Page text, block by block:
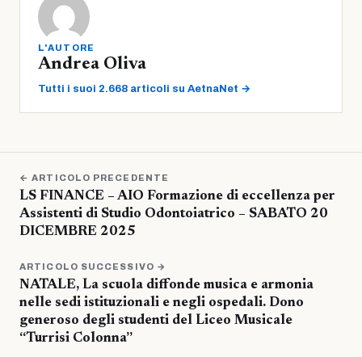
L'AUTORE
Andrea Oliva
Tutti i suoi 2.668 articoli su AetnaNet →
← ARTICOLO PRECEDENTE
LS FINANCE – AIO Formazione di eccellenza per
Assistenti di Studio Odontoiatrico – SABATO 20
DICEMBRE 2025
ARTICOLO SUCCESSIVO →
NATALE, La scuola diffonde musica e armonia
nelle sedi istituzionali e negli ospedali. Dono
generoso degli studenti del Liceo Musicale
“Turrisi Colonna”